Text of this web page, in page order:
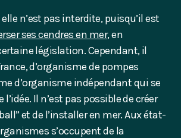
n’est pas interdite, puisqu’il est
ses cendres en mer, en
législation. Cependant, il
d’organisme de pompes
d’organisme indépendant qui se
Il n’est pas possible de créer
et de l’installer en mer. Aux état-
s’occupent de la